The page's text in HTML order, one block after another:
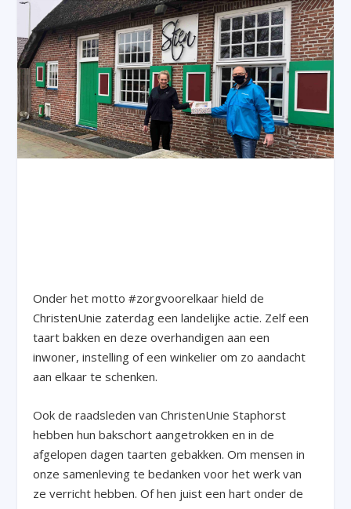
Onder het motto #zorgvoorelkaar hield de
ChristenUnie zaterdag een landelijke actie. Zelf een
taart bakken en deze overhandigen aan een
inwoner, instelling of een winkelier om zo aandacht
aan elkaar te schenken.
Ook de raadsleden van ChristenUnie Staphorst
hebben hun bakschort aangetrokken en in de
afgelopen dagen taarten gebakken. Om mensen in
onze samenleving te bedanken voor het werk van
ze verricht hebben. Of hen juist een hart onder de